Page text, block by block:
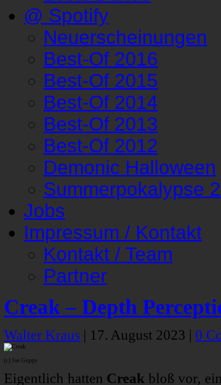
@ Spotify
Neuerscheinungen
Best-Of 2016
Best-Of 2015
Best-Of 2014
Best-Of 2013
Best-Of 2012
Demonic Halloween
Summerpokalypse
Jobs
Impressum / Kontakt
Kontakt / Team
Partner
Creak – Depth
Walter Kraus | 17. August 2023 | 0
(c) Joe Guppy
Eigentlich hatten Creak bloß vor,